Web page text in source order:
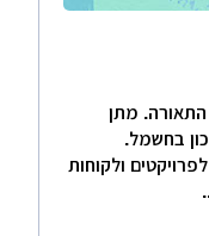
התאורה. מתן
בחשמל.
ולקוחות